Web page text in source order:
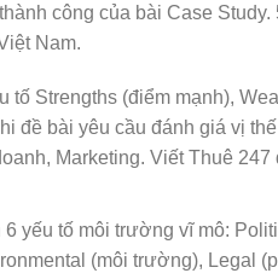
công của bài Case
Nam.
tố Strengths (điểm mạnh),
đề bài yêu cầu đánh giá vị
Marketing. Viết Thuê
6 yếu tố môi trường vĩ mô:
(môi trường), Legal